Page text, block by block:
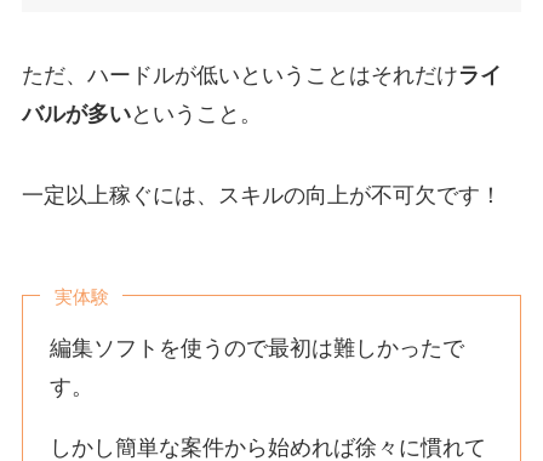
ただ、ハードルが低いということはそれだけライ
バルが多いということ。
一定以上稼ぐには、スキルの向上が不可欠です！
実体験
編集ソフトを使うので最初は難しかったで
す。
しかし簡単な案件から始めれば徐々に慣れて